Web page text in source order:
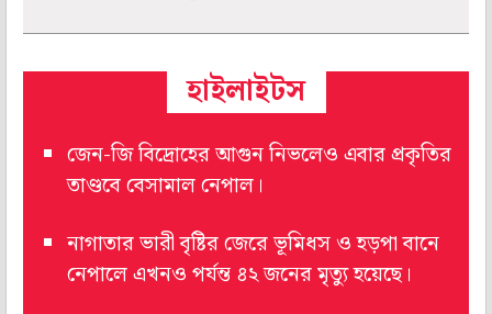
হাইলাইটস
জেন-জি বিদ্রোহের আগুন নিভলেও এবার প্রকৃতির
তাণ্ডবে বেসামাল নেপাল।
নাগাতার ভারী বৃষ্টির জেরে ভূমিধস ও হড়পা বানে
নেপালে এখনও পর্যন্ত ৪২ জনের মৃত্যু হয়েছে।